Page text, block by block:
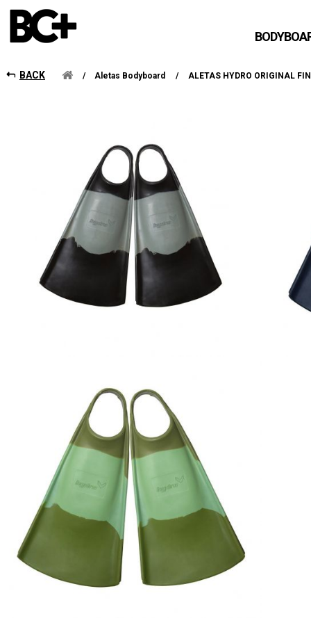
BACK / Aletas Bodyboard / ALETAS HYDRO ORIGINAL